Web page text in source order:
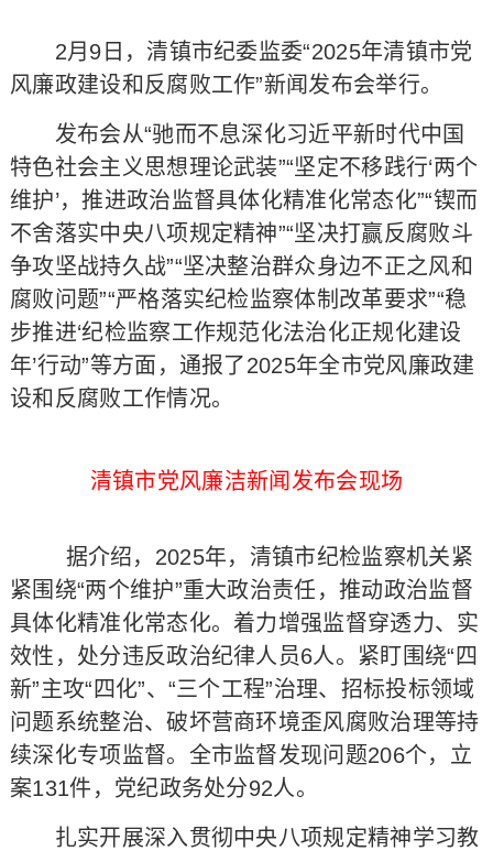
2月9日，清镇市纪委监委“2025年清镇市党
风廉政建设和反腐败工作”新闻发布会举行。
发布会从“驰而不息深化习近平新时代中国
特色社会主义思想理论武装”“坚定不移践行‘两个
维护’，推进政治监督具体化精准化常态化”“锲而
不舍落实中央八项规定精神”“坚决打赢反腐败斗
争攻坚战持久战”“坚决整治群众身边不正之风和
腐败问题”“严格落实纪检监察体制改革要求”“稳
步推进‘纪检监察工作规范化法治化正规化建设
年’行动”等方面，通报了2025年全市党风廉政建
设和反腐败工作情况。
清镇市党风廉洁新闻发布会现场
据介绍，2025年，清镇市纪检监察机关紧
紧围绕“两个维护”重大政治责任，推动政治监督
具体化精准化常态化。着力增强监督穿透力、实
效性，处分违反政治纪律人员6人。紧盯围绕“四
新”主攻“四化”、“三个工程”治理、招标投标领域
问题系统整治、破坏营商环境歪风腐败治理等持
续深化专项监督。全市监督发现问题206个，立
案131件，党纪政务处分92人。
扎实开展深入贯彻中央八项规定精神学习教